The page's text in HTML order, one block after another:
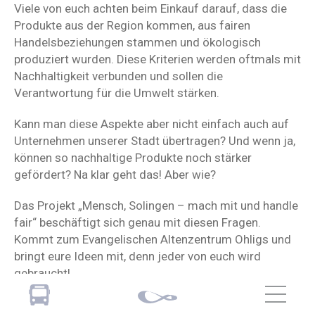
Viele von euch achten beim Einkauf darauf, dass die
Produkte aus der Region kommen, aus fairen
Handelsbeziehungen stammen und ökologisch
produziert wurden. Diese Kriterien werden oftmals mit
Nachhaltigkeit verbunden und sollen die
Verantwortung für die Umwelt stärken.
Kann man diese Aspekte aber nicht einfach auch auf
Unternehmen unserer Stadt übertragen? Und wenn ja,
können so nachhaltige Produkte noch stärker
gefördert? Na klar geht das! Aber wie?
Das Projekt „Mensch, Solingen – mach mit und handle
fair“ beschäftigt sich genau mit diesen Fragen.
Kommt zum Evangelischen Altenzentrum Ohligs und
bringt eure Ideen mit, denn jeder von euch wird
gebraucht!
Wenn ihr mehr über die 4. Nachhaltigkeitskonferenz